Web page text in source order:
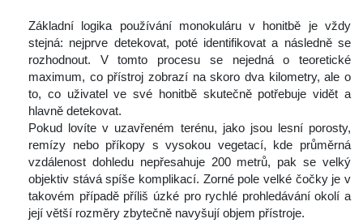
Základní logika používání monokuláru v honitbě je vždy
tejná: nejprve detekovat, poté identifikovat a následně se
rozhodnout. V tomto procesu se nejedná o teoretické
maximum, co přístroj zobrazí na skoro dva kilometry, ale o
to, co uživatel ve své honitbě skutečně potřebuje vidět a
hlavně detekovat.
Pokud lovíte v uzavřeném terénu, jako jsou lesní porosty,
remízy nebo příkopy s vysokou vegetací, kde průměrná
vzdálenost dohledu nepřesahuje 200 metrů, pak se velký
objektiv stává spíše komplikací. Zorné pole velké čočky je v
takovém případě příliš úzké pro rychlé prohledávání okolí a
její větší rozměry zbytečně navyšují objem přístroje.